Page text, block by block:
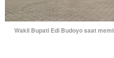
Wakil Bupati Edi Budoyo saat